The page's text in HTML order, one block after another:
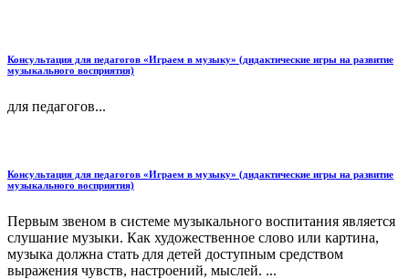
Консультация для педагогов «Играем в музыку» (дидактические игры на развитие
музыкального восприятия)
для педагогов...
Консультация для педагогов «Играем в музыку» (дидактические игры на развитие
музыкального восприятия)
Первым звеном в системе музыкального воспитания является
слушание музыки. Как художественное слово или картина,
музыка должна стать для детей доступным средством
выражения чувств, настроений, мыслей. ...